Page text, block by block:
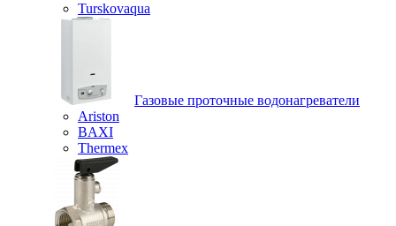
Turskovaqua
Газовые проточные водонагреватели
Ariston
BAXI
Thermex